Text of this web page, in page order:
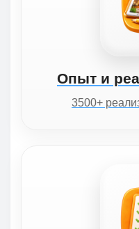
Опыт и
3500+